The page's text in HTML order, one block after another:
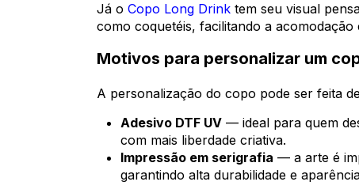
Já o Copo Long Drink tem seu visual
como coquetéis, facilitando a acomodação
Motivos para personalizar um
A personalização do copo pode ser feita
Adesivo DTF UV — ideal para quem
com mais liberdade criativa.
Impressão em serigrafia — a arte é
garantindo alta durabilidade e